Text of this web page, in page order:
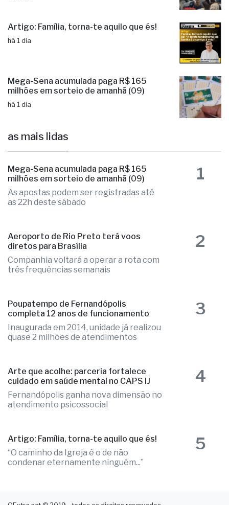
Artigo: Família, torna-te aquilo que és!
há 1 dia
Mega-Sena acumulada paga R$ 165
milhões em sorteio de amanhã (09)
há 1 dia
as mais lidas
Mega-Sena acumulada paga R$ 165
milhões em sorteio de amanhã (09)
As apostas podem ser registradas até
as 22h deste sábado
1
Aeroporto de Rio Preto terá voos
diretos para Brasília
Companhia voltará a operar a rota com
três frequências semanais
2
Poupatempo de Fernandópolis
completa 12 anos de funcionamento
Inaugurada em 2014, unidade já realizou
quase 2 milhões de atendimentos
3
Arte que acolhe: parceria fortalece
cuidado em saúde mental no CAPS IJ
Fernandópolis ganha nova dimensão no
atendimento psicossocial
4
Artigo: Família, torna-te aquilo que és!
“O caminho da Igreja é o de não
condenar eternamente ninguém...”
5